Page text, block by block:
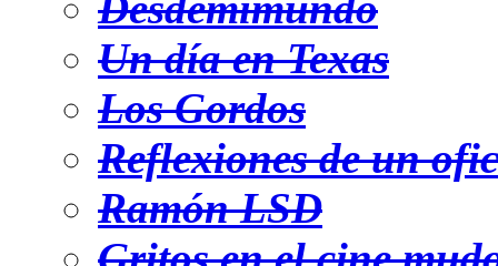
Un día en Texas
Los Gordos
Reflexiones de un
Ramón LSD